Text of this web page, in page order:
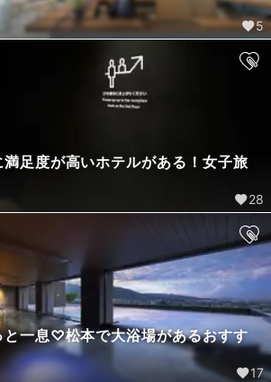
5
足度が高いホテルがある！女子旅
28
と一息♡松本で大浴場があるおすす
17